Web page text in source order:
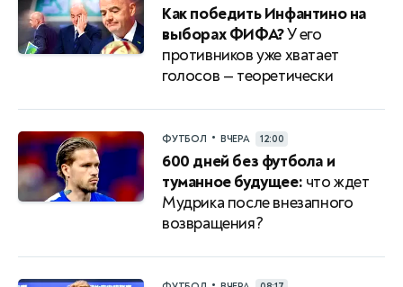
Как победить Инфантино на
выборах ФИФА?У его
противников уже хватает
голосов — теоретически
ФУТБОЛ • ВЧЕРА 12:00
600 дней без футбола и
туманное будущее: что ждет
Мудрика после внезапного
возвращения?